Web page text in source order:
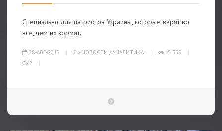
Специально для патриотов Украины, которые верят во
все, чем их кормят.
28-АВГ-2015 НОВОСТИ / АНАЛИТИКА
15 559
2